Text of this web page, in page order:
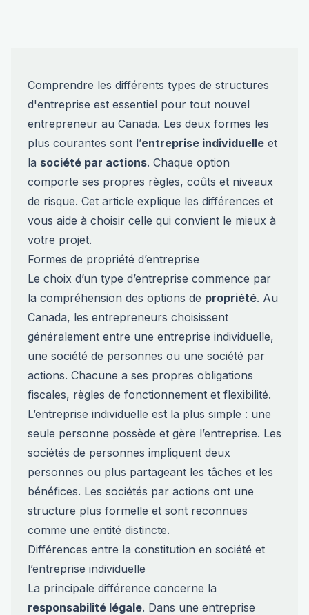
Comprendre les différents types de structures
d'entreprise est essentiel pour tout nouvel
entrepreneur au Canada. Les deux formes les
plus courantes sont l’entreprise individuelle et
la société par actions. Chaque option
comporte ses propres règles, coûts et niveaux
de risque. Cet article explique les différences et
vous aide à choisir celle qui convient le mieux à
votre projet.
Formes de propriété d’entreprise
Le choix d’un type d’entreprise commence par
la compréhension des options de propriété. Au
Canada, les entrepreneurs choisissent
généralement entre une entreprise individuelle,
une société de personnes ou une société par
actions. Chacune a ses propres obligations
fiscales, règles de fonctionnement et flexibilité.
L’entreprise individuelle est la plus simple : une
seule personne possède et gère l’entreprise. Les
sociétés de personnes impliquent deux
personnes ou plus partageant les tâches et les
bénéfices. Les sociétés par actions ont une
structure plus formelle et sont reconnues
comme une entité distincte.
Différences entre la constitution en société et
l’entreprise individuelle
La principale différence concerne la
responsabilité légale. Dans une entreprise